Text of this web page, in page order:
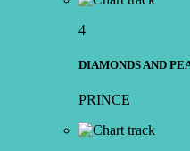
4
DIAMONDS AND
PRINCE